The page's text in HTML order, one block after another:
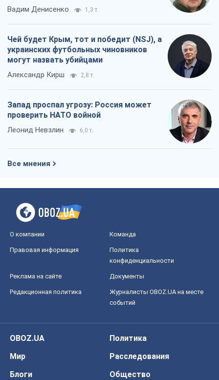
Вадим Денисенко 1,3 т.
Чей будет Крым, тот и победит (NSJ), а
украинских футбольных чиновников
могут назвать убийцами
Александр Кирш 2,8 т.
Запад проспал угрозу: Россия может
проверить НАТО войной
Леонид Невзлин 6,0 т.
Все мнения
О компании Команда
Правовая информация
Политика
конфиденциальности
Реклама на сайте Документы
Редакционная политика
Журналисты OBOZ.UA на месте
событий
OBOZ.UA
Политика
Мир
Расследования
Блоги
Общество